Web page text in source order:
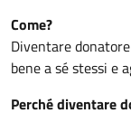
Come?
Diventare
bene a sé stessi e
Perché diventare